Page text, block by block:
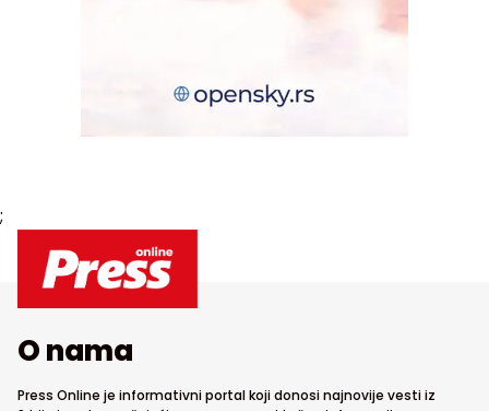
;
O nama
Press Online je informativni portal koji donosi najnovije vesti iz